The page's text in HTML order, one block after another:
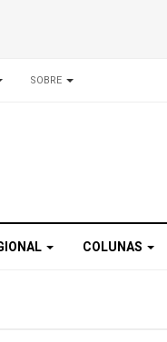
SOBRE
COLUNAS